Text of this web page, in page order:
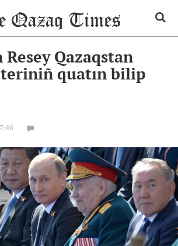
Resey Qazaqstan
quatın bilip